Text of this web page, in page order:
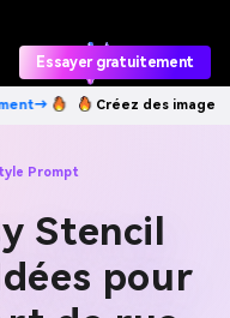
Essayer gratuitement
100 % gratuit!Créer
Prompt
Stencil
pour